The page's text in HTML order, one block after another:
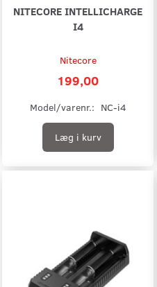
NITECORE INTELLICHARGE
I4
Nitecore
199,00
Model/varenr.: NC-i4
Læg i kurv